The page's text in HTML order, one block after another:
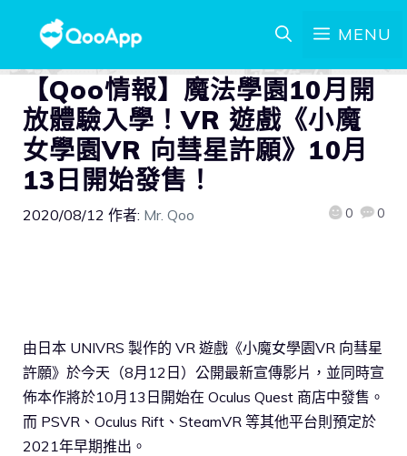
MENU
【Qoo情報】魔法學園10月開
放體驗入學！VR 遊戲《小魔
女學園VR 向彗星許願》10月
13日開始發售！
2020/08/12 作者: Mr. Qoo 0 0
由日本 UNIVRS 製作的 VR 遊戲《小魔女學園VR 向彗星
許願》於今天（8月12日）公開最新宣傳影片，並同時宣
佈本作將於10月13日開始在 Oculus Quest 商店中發售。
而 PSVR、Oculus Rift、SteamVR 等其他平台則預定於
2021年早期推出。